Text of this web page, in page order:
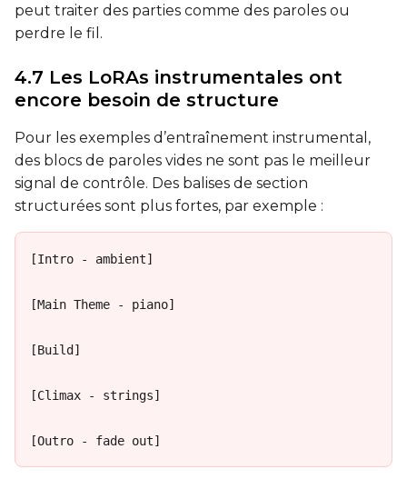
peut traiter des parties comme des paroles ou
perdre le fil.
4.7 Les LoRAs instrumentales ont
encore besoin de structure
Pour les exemples d’entraînement instrumental,
des blocs de paroles vides ne sont pas le meilleur
signal de contrôle. Des balises de section
structurées sont plus fortes, par exemple :
[Intro - ambient]
[Main Theme - piano]
[Build]
[Climax - strings]
[Outro - fade out]